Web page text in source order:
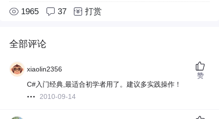
1965 37 打赏
全部评论
xiaolin2356
C#入门经典,最适合初学者用了。建议多实践操作！
2010-09-14
赞